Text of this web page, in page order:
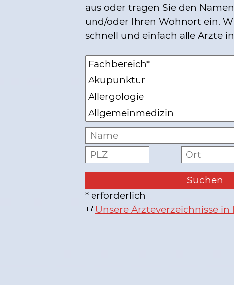
aus oder tragen Sie den
und/oder Ihren Wohnort ein.
schnell und einfach alle Ärzte
* erforderlich
Unsere Ärzteverzeichnisse